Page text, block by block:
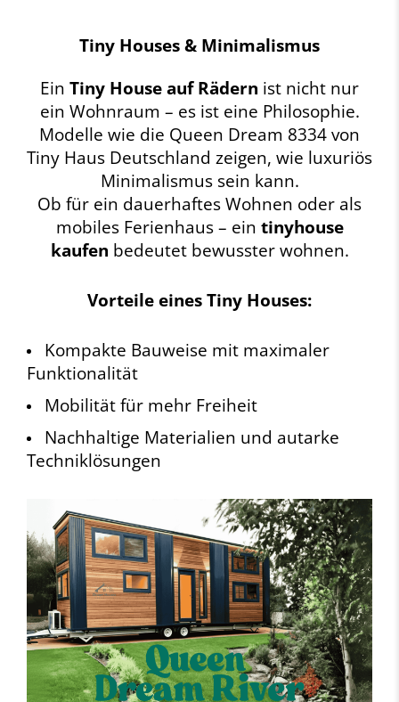
Tiny Houses & Minimalismus
Ein Tiny House auf Rädern ist nicht nur
ein Wohnraum – es ist eine Philosophie.
Modelle wie die Queen Dream 8334 von
Tiny Haus Deutschland zeigen, wie luxuriös
Minimalismus sein kann.
Ob für ein dauerhaftes Wohnen oder als
mobiles Ferienhaus – ein tinyhouse
kaufen bedeutet bewusster wohnen.
Vorteile eines Tiny Houses:
Kompakte Bauweise mit maximaler
Funktionalität
Mobilität für mehr Freiheit
Nachhaltige Materialien und autarke
Techniklösungen